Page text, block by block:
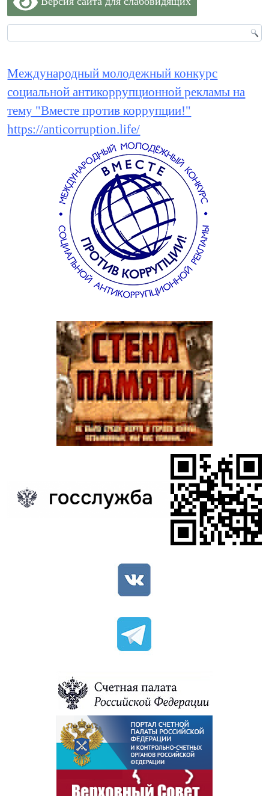
Международный молодежный конкурс
социальной антикоррупционной рекламы на
тему "Вместе против коррупции!"
https://anticorruption.life/